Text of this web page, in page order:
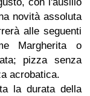
novità assoluta
alle seguenti
Margherita o
pizza senza
acrobatica.
la durata della